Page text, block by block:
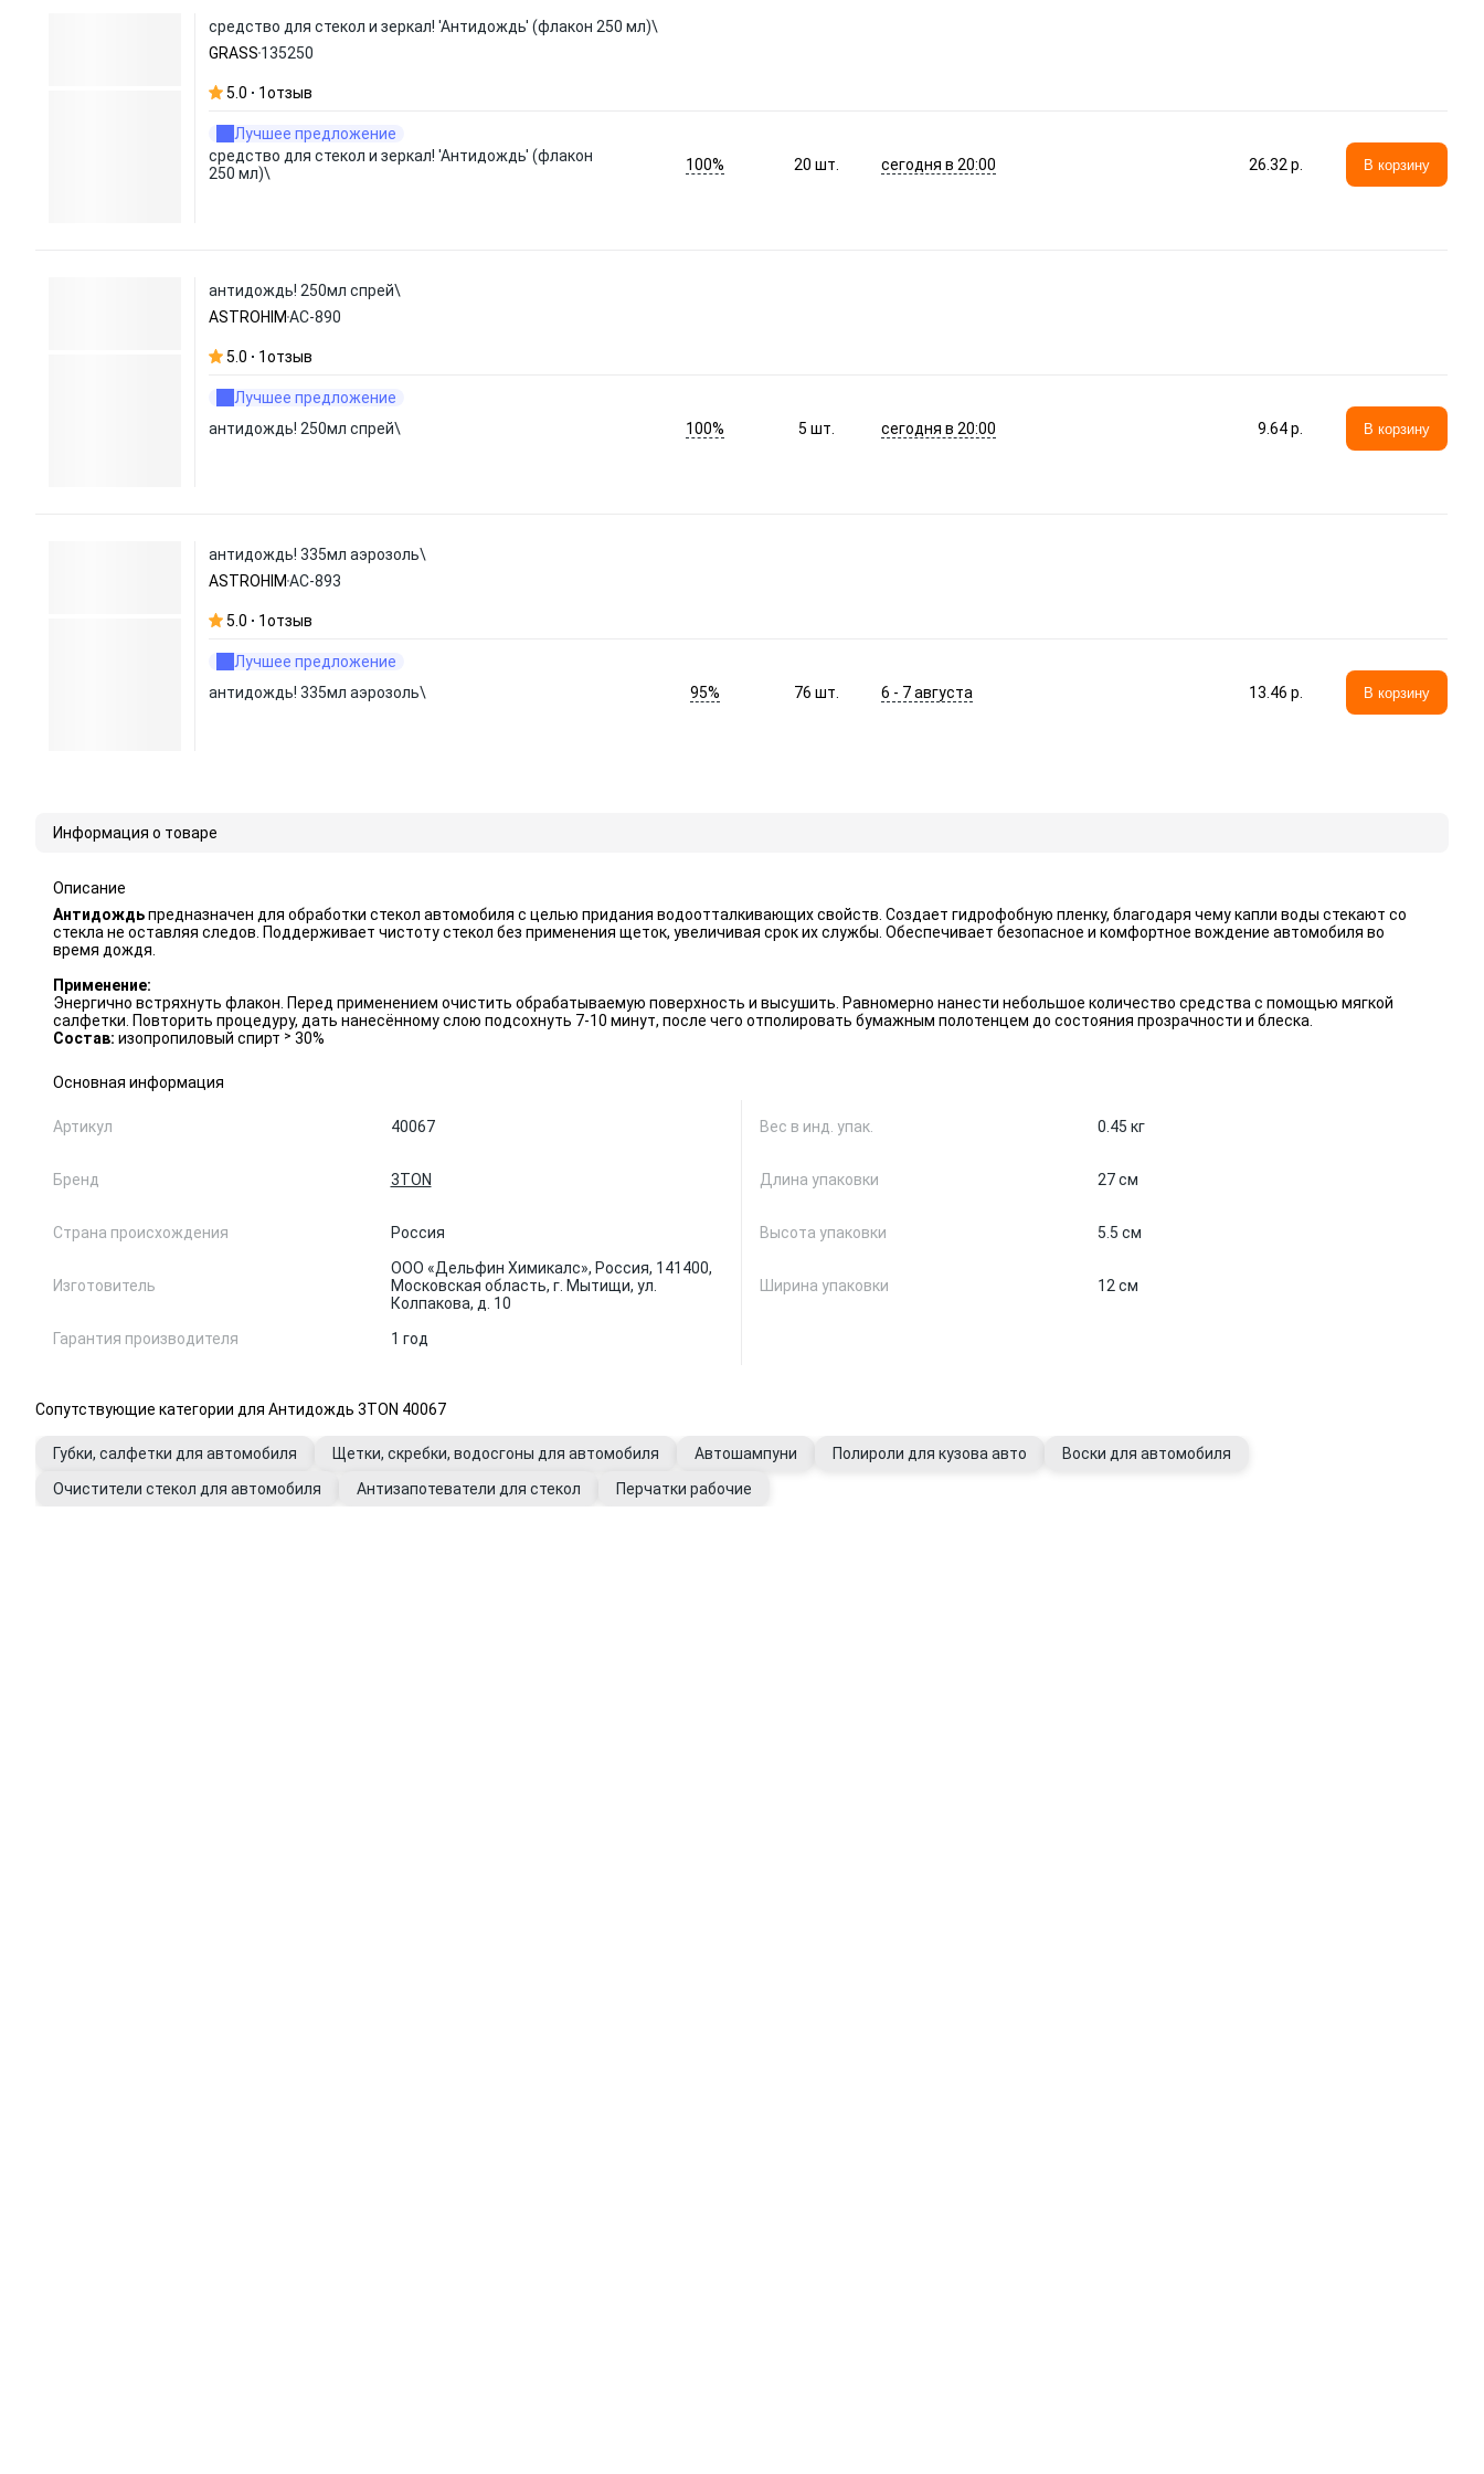
средство для стекол и зеркал! 'Антидождь' (флакон 250 мл)\
GRASS 135250
5.0 1отзыв
Лучшее предложение
средство для стекол и зеркал! 'Антидождь' (флакон
250 мл)\
100% 20шт. сегодня в 20:00 26.32 p. В корзину
антидождь! 250мл спрей\
ASTROHIM АС-890
5.0 1отзыв
Лучшее предложение
антидождь! 250мл спрей\
100% 5шт. сегодня в 20:00 9.64 p. В корзину
антидождь! 335мл аэрозоль\
ASTROHIM АС-893
5.0 1отзыв
Лучшее предложение
антидождь! 335мл аэрозоль\
95% 76шт. 6 - 7 августа 13.46 p. В корзину
Информация о товаре
Описание
Антидождьпредназначен для обработки стекол автомобиля с целью придания водоотталкивающих свойств. Создает гидрофобную пленку, благодаря чему капли воды стекают со
стекла не оставляя следов. Поддерживает чистоту стекол без применения щеток, увеличивая срок их службы. Обеспечивает безопасное и комфортное вождение автомобиля во
время дождя.
Применение:
Энергично встряхнуть флакон. Перед применением очистить обрабатываемую поверхность и высушить. Равномерно нанести небольшое количество средства с помощью мягкой
салфетки. Повторить процедуру, дать нанесённому слою подсохнуть 7-10 минут, после чего отполировать бумажным полотенцем до состояния прозрачности и блеска.
Состав: изопропиловый спирт ˃ 30%
Основная информация
Артикул 40067
Бренд 3TON
Страна происхождения Россия
Изготовитель
ООО «Дельфин Химикалс», Россия, 141400,
Московская область, г. Мытищи, ул.
Колпакова, д. 10
Гарантия производителя
1 год
Вес в инд. упак. 0.45 кг
Длина упаковки 27 см
Высота упаковки 5.5 см
Ширина упаковки 12 см
Сопутствующие категории для Антидождь 3TON 40067
Губки, салфетки для автомобиля Щетки, скребки, водосгоны для автомобиля Автошампуни Полироли для кузова авто
Воски для автомобиля
Очистители стекол для автомобиля
Антизапотеватели для стекол Перчатки рабочие